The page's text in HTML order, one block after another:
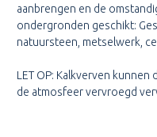
aanbrengen en de
ondergronden geschikt:
natuursteen, metselwerk,
LET OP: Kalkverven
de atmosfeer vervroegd